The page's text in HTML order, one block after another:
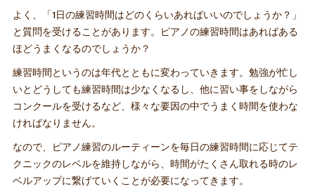
よく、「1日の練習時間はどのくらいあればいいのでしょうか？」
と質問を受けることがあります。ピアノの練習時間はあればある
ほどうまくなるのでしょうか？
練習時間というのは年代とともに変わっていきます。勉強が忙し
いとどうしても練習時間は少なくなるし、他に習い事をしながら
コンクールを受けるなど、様々な要因の中でうまく時間を使わな
ければなりません。
なので、ピアノ練習のルーティーンを毎日の練習時間に応じてテ
クニックのレベルを維持しながら、時間がたくさん取れる時のレ
ベルアップに繋げていくことが必要になってきます。